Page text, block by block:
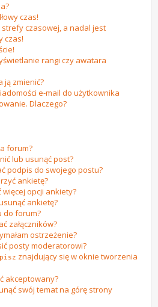
czas!
czasowej, a nadal jest
czas!
rangi czy awatara
ją zmienić?
e-mail do użytkownika
Dlaczego?
forum?
lub usunąć post?
podpis do swojego postu?
ankietę?
opcji ankiety?
ankietę?
do forum?
załączników?
ostrzeżenie?
posty moderatorowi?
znajdujący się w oknie tworzenia
akceptowany?
swój temat na górę strony